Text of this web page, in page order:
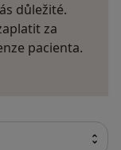
důležité.
za
pacienta.